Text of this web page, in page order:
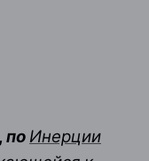
по Инерции